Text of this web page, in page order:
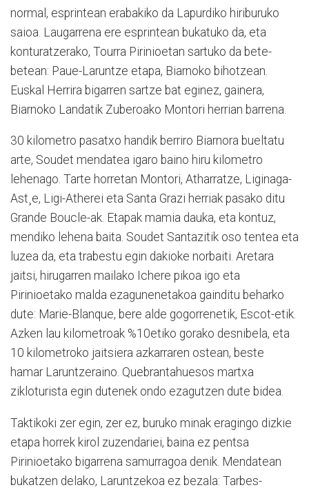
normal, esprintean erabakiko da Lapurdiko hiriburuko
saioa. Laugarrena ere esprintean bukatuko da, eta
konturatzerako, Tourra Pirinioetan sartuko da bete-
betean: Paue-Laruntze etapa, Biarnoko bihotzean.
Euskal Herrira bigarren sartze bat eginez, gainera,
Biarnoko Landatik Zuberoako Montori herrian barrena.
30 kilometro pasatxo handik berriro Biarnora bueltatu
arte, Soudet mendatea igaro baino hiru kilometro
lehenago. Tarte horretan Montori, Atharratze, Liginaga-
Ast¸e, Ligi-Atherei eta Santa Grazi herriak pasako ditu
Grande Boucle-ak. Etapak mamia dauka, eta kontuz,
mendiko lehena baita. Soudet Santazitik oso tentea eta
luzea da, eta trabestu egin dakioke norbaiti. Aretara
jaitsi, hirugarren mailako Ichere pikoa igo eta
Pirinioetako malda ezagunenetakoa gainditu beharko
dute: Marie-Blanque, bere alde gogorrenetik, Escot-etik.
Azken lau kilometroak %10etiko gorako desnibela, eta
10 kilometroko jaitsiera azkarraren ostean, beste
hamar Laruntzeraino. Quebrantahuesos martxa
zikloturista egin dutenek ondo ezagutzen dute bidea.
Taktikoki zer egin, zer ez, buruko minak eragingo dizkie
etapa horrek kirol zuzendariei, baina ez pentsa
Pirinioetako bigarrena samurragoa denik. Mendatean
bukatzen delako, Laruntzekoa ez bezala: Tarbes-